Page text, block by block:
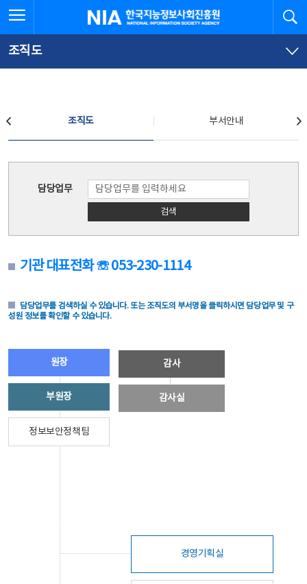
문
로
가
체
뉴
바
가
한국지능정보사회진흥원
조직도
조직도 부서안내
담당업무
검색
기관 대표전화 ☏ 053-230-1114
담당업무를 검색하실 수 있습니다. 또는 조직도의 부서명을 클릭하시면 담당업무 및 구
성원 정보를 확인할 수 있습니다.
원장
부원장
정보보안정책팀
감사
감사실
경영기획실